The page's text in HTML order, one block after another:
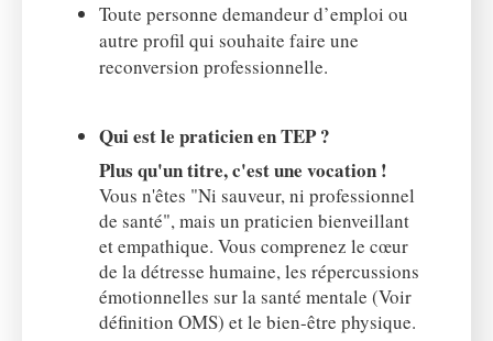
Toute personne demandeur d’emploi ou
autre profil qui souhaite faire une
reconversion professionnelle.
Qui est le praticien en TEP ?
Plus qu'un titre, c'est une vocation !
Vous n'êtes "Ni sauveur, ni professionnel
de santé", mais un praticien bienveillant
et empathique. Vous comprenez le cœur
de la détresse humaine, les répercussions
émotionnelles sur la santé mentale (Voir
définition OMS) et le bien-être physique.